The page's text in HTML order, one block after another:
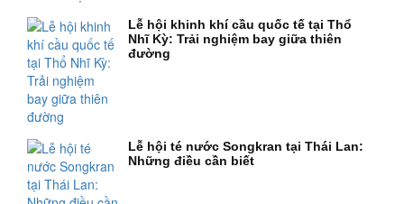
Lễ hội khinh khí cầu quốc tế tại Thổ
Nhĩ Kỳ: Trải nghiệm bay giữa thiên
đường
Lễ hội té nước Songkran tại Thái Lan:
Những điều cần biết